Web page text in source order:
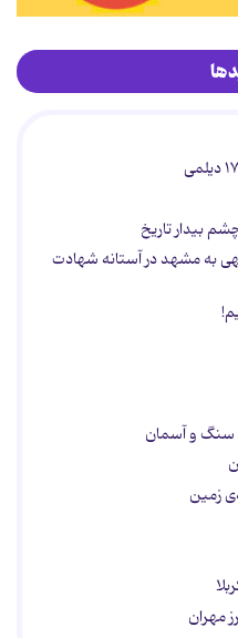
بیدار تاریخ
به مشهد در آستانه شهادت
سنگ و آسمان
زمین
مهران